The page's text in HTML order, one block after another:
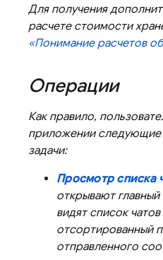
Для получения
расчете стоимости
«Понимание расчетов
Операции
Как правило,
приложении следующие
задачи:
Просмотр списка
открывают
видят список
отсортированный
отправленного